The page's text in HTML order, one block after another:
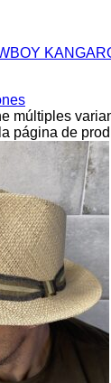
múltiples
página de